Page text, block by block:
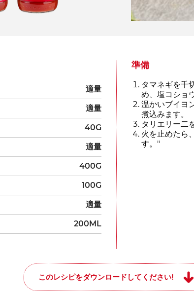
適量
適量
40G
適量
400G
100G
適量
200ML
準備
タマネギを千
め、塩コショ
温かいブイヨ
煮込みます。
タリエリー二
火を止めたら
す。"
このレシピをダウンロードしてください!